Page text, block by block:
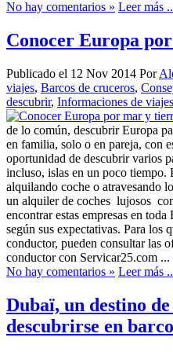
No hay comentarios » Leer más
Conocer Europa
Publicado el 12 Nov 2014 Por
viajes, Barcos de cruceros,
descubrir, Informaciones de viajes
de lo común, descubrir Europa
en familia, solo o en pareja, con
oportunidad de descubrir varios
incluso, islas en un poco tiempo.
alquilando coche o atravesando
un alquiler de coches lujosos
encontrar estas empresas en
según sus expectativas. Para los
conductor, pueden consultar las
conductor con Servicar25.com ...
No hay comentarios » Leer más
Dubaï, un destino
descubrirse en barco